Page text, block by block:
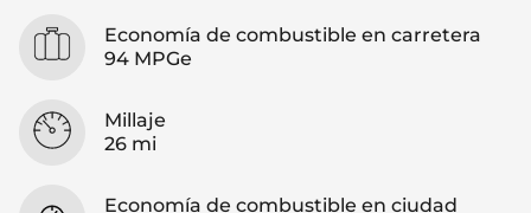
Economía de combustible en carretera
94 MPGe
Millaje
26 mi
Economía de combustible en ciudad